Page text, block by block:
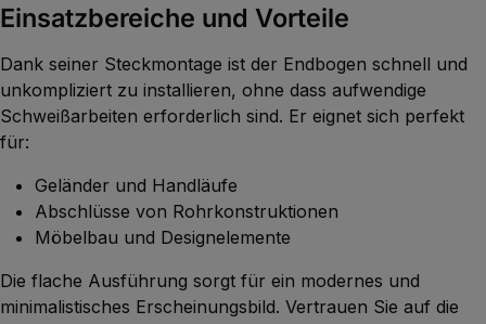
Einsatzbereiche und Vorteile
Dank seiner Steckmontage ist der Endbogen schnell und
unkompliziert zu installieren, ohne dass aufwendige
Schweißarbeiten erforderlich sind. Er eignet sich perfekt
für:
Geländer und Handläufe
Abschlüsse von Rohrkonstruktionen
Möbelbau und Designelemente
Die flache Ausführung sorgt für ein modernes und
minimalistisches Erscheinungsbild. Vertrauen Sie auf die